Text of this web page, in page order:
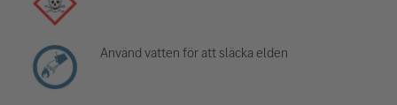
Använd vatten för att släcka elden